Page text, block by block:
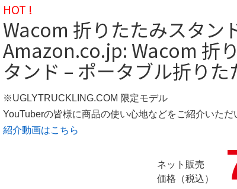
HOT !
Wacom 折りたたみスタン
Amazon.co.jp: Wacom 折
タンド – ポータブル折りた
※UGLYTRUCKLING.COM 限定モデル
YouTuberの皆様に商品の使い心地などをご紹介いただ
紹介動画はこちら
ネット販売
価格（税込）